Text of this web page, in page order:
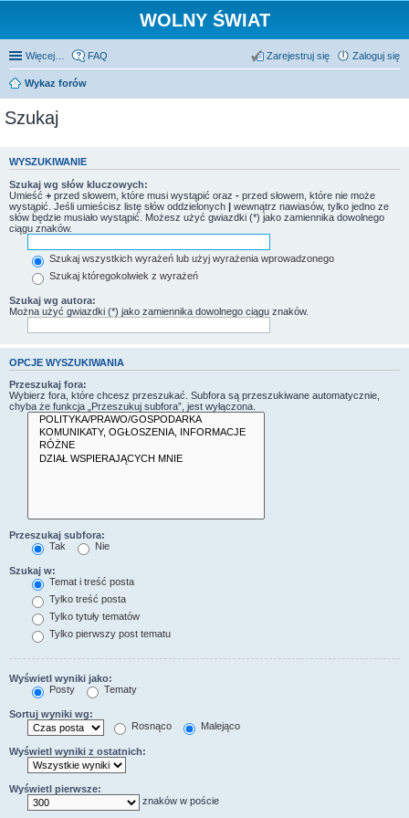
WOLNY ŚWIAT
Więcej… FAQ Zaloguj się
Zarejestruj się
Wykaz forów
Szukaj
WYSZUKIWANIE
Szukaj wg słów kluczowych:
Umieść + przed słowem, które musi wystąpić oraz - przed słowem, które nie może
wystąpić. Jeśli umieścisz listę słów oddzielonych | wewnątrz nawiasów, tylko jedno ze
słów będzie musiało wystąpić. Możesz użyć gwiazdki (*) jako zamiennika dowolnego
ciągu znaków.
Szukaj wszystkich wyrażeń lub użyj wyrażenia wprowadzonego
Szukaj któregokolwiek z wyrażeń
Szukaj wg autora:
Można użyć gwiazdki (*) jako zamiennika dowolnego ciągu znaków.
OPCJE WYSZUKIWANIA
Przeszukaj fora:
Wybierz fora, które chcesz przeszukać. Subfora są przeszukiwane automatycznie,
chyba że funkcja „Przeszukuj subfora”, jest wyłączona.
Przeszukaj subfora:
Tak
Nie
Szukaj w:
Temat i treść posta
Tylko treść posta
Tylko tytuły tematów
Tylko pierwszy post tematu
Wyświetl wyniki jako:
Posty
Tematy
Sortuj wyniki wg:
Rosnąco
Malejąco
Wyświetl wyniki z ostatnich:
Wyświetl pierwsze:
znaków w poście